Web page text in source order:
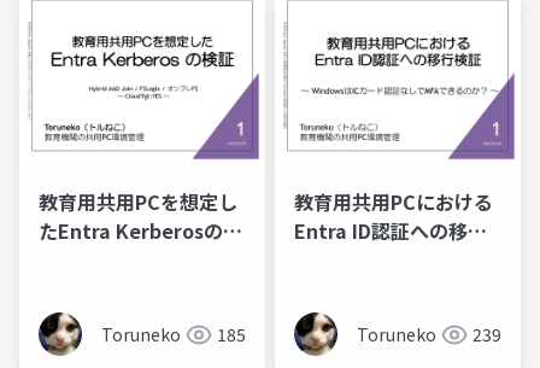
教育用共用PCを想定し
たEntra Kerberosの検
Toruneko 185
教育用共用PCにおける
Entra ID認証への移行
Toruneko 239